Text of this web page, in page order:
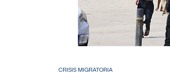
CRISIS MIGRATORIA